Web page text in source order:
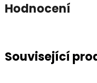
Hodnocení
Související